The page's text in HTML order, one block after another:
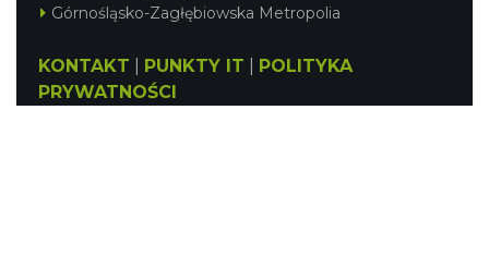
Górnośląsko-Zagłębiowska Metropolia
KONTAKT PUNKTY IT
POLITYKA
PRYWATNOŚCI